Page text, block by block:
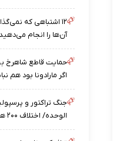
۱۲ اشتباهی که
آن‌ها را انجام
حمایت قاطع شاهرخ
اگر مارادونا بود هم
جنگ تراکتور و
الوحده/ اختلاف ۲۰۰ هزار دلاری